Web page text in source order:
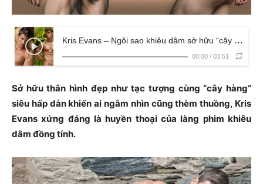
Kris Evans – Ngôi sao khiêu dâm sở hữu “cây hàng” triệu người thèm khát
00:00 / 03:51
Sở hữu thân hình đẹp như tạc tượng cùng “cây hàng”
siêu hấp dẫn khiến ai ngắm nhìn cũng thèm thuồng, Kris
Evans xứng đáng là huyền thoại của làng phim khiêu
dâm đồng tính.